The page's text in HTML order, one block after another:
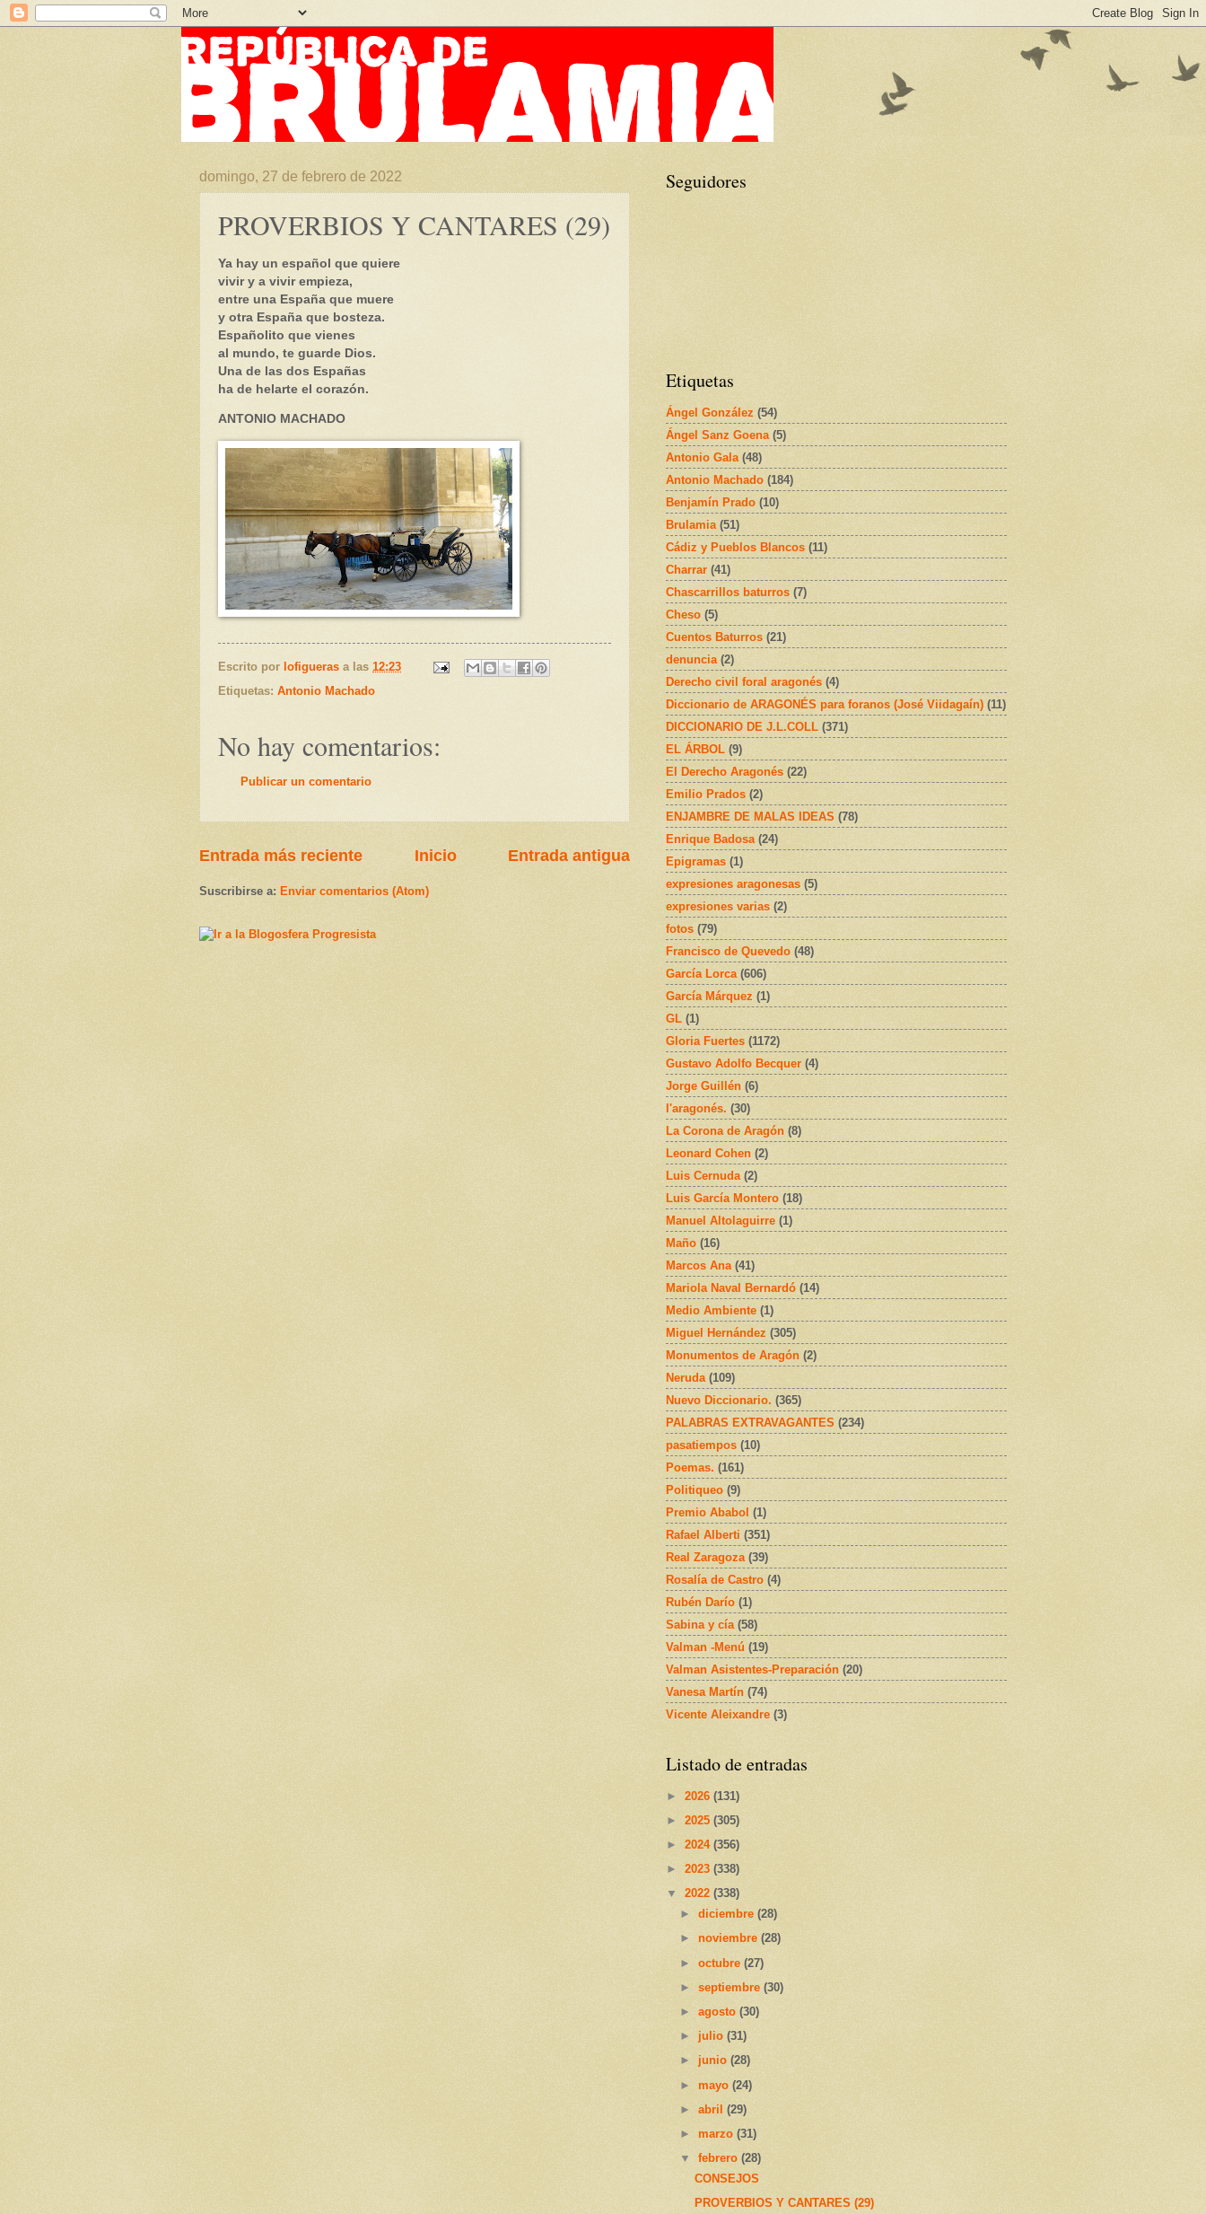
domingo, 27 de febrero de 2022
PROVERBIOS Y CANTARES (29)
Ya hay un español que quiere
vivir y a vivir empieza,
entre una España que muere
y otra España que bosteza.
Españolito que vienes
al mundo, te guarde Dios.
Una de las dos Españas
ha de helarte el corazón.
ANTONIO MACHADO
Escrito por lofigueras a las 12:23
Etiquetas: Antonio Machado
No hay comentarios:
Publicar un comentario
Entrada más reciente Entrada antigua
Inicio
Suscribirse a: Enviar comentarios (Atom)
Seguidores
Etiquetas
Ángel González (54)
Ángel Sanz Goena (5)
Antonio Gala (48)
Antonio Machado (184)
Benjamín Prado (10)
Brulamia (51)
Cádiz y Pueblos Blancos (11)
Charrar (41)
Chascarrillos baturros (7)
Cheso (5)
Cuentos Baturros (21)
denuncia (2)
Derecho civil foral aragonés (4)
Diccionario de ARAGONÉS para foranos (José Viidagaín) (11)
DICCIONARIO DE J.L.COLL (371)
EL ÁRBOL (9)
El Derecho Aragonés (22)
Emilio Prados (2)
ENJAMBRE DE MALAS IDEAS (78)
Enrique Badosa (24)
Epigramas (1)
expresiones aragonesas (5)
expresiones varias (2)
fotos (79)
Francisco de Quevedo (48)
García Lorca (606)
García Márquez (1)
GL (1)
Gloria Fuertes (1172)
Gustavo Adolfo Becquer (4)
Jorge Guillén (6)
l'aragonés. (30)
La Corona de Aragón (8)
Leonard Cohen (2)
Luis Cernuda (2)
Luis García Montero (18)
Manuel Altolaguirre (1)
Maño (16)
Marcos Ana (41)
Mariola Naval Bernardó (14)
Medio Ambiente (1)
Miguel Hernández (305)
Monumentos de Aragón (2)
Neruda (109)
Nuevo Diccionario. (365)
PALABRAS EXTRAVAGANTES (234)
pasatiempos (10)
Poemas. (161)
Politiqueo (9)
Premio Ababol (1)
Rafael Alberti (351)
Real Zaragoza (39)
Rosalía de Castro (4)
Rubén Darío (1)
Sabina y cía (58)
Valman -Menú (19)
Valman Asistentes-Preparación (20)
Vanesa Martín (74)
Vicente Aleixandre (3)
Listado de entradas
► 2026 (131)
► 2025 (305)
► 2024 (356)
► 2023 (338)
▼ 2022 (338)
►diciembre(28)
►noviembre(28)
►octubre(27)
►septiembre(30)
►agosto(30)
► julio(31)
►junio(28)
►mayo(24)
►abril(29)
►marzo(31)
▼febrero(28)
CONSEJOS
PROVERBIOS Y CANTARES (29)